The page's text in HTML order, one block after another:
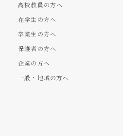
高校教員の方へ
在学生の方へ
卒業生の方へ
保護者の方へ
企業の方へ
一般・地域の方へ